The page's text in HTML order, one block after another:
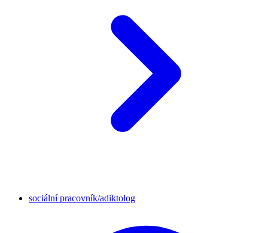
sociální pracovník/adiktolog